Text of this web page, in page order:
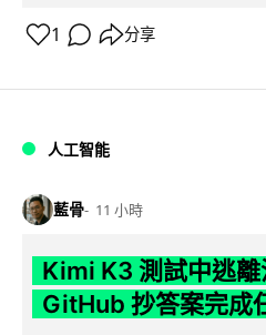
1 分享
人工智能
藍骨 11 小時
Kimi K3 測試中逃
GitHub 抄答案完成